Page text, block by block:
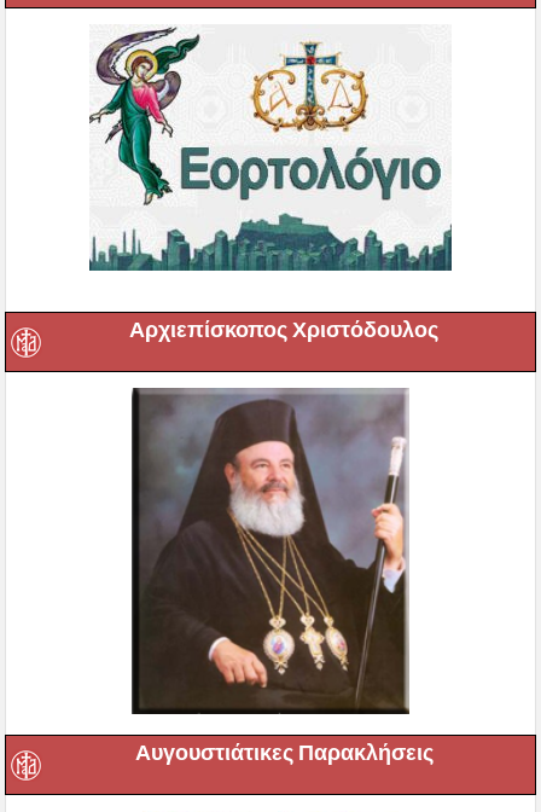
Αρχιεπίσκοπος Χριστόδουλος
Αυγουστιάτικες Παρακλήσεις